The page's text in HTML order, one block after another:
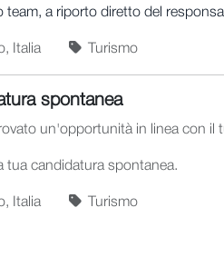
team, a riporto diretto del
Italia Turismo
spontanea
un'opportunità in linea con il
tua candidatura spontanea.
Italia Turismo